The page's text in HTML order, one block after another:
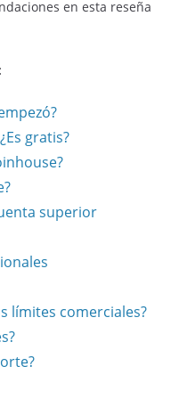
en esta reseña
gratis?
superior
límites comerciales?